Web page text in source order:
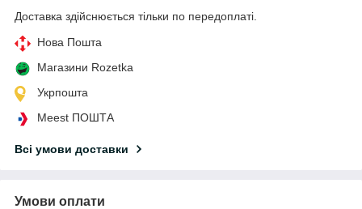
Доставка здійснюється тільки по передоплаті.
Нова Пошта
Магазини Rozetka
Укрпошта
Meest ПОШТА
Всі умови доставки
Умови оплати